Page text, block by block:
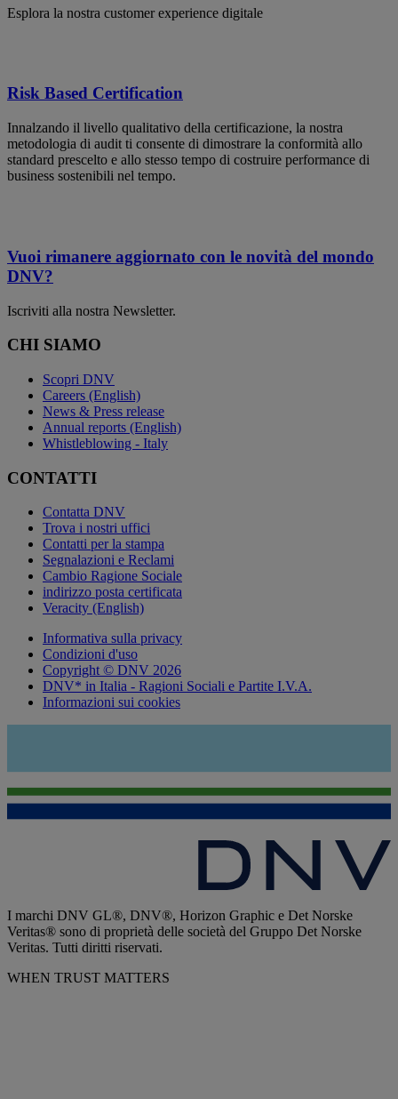
Esplora la nostra customer experience digitale
Risk Based Certification
Innalzando il livello qualitativo della certificazione, la nostra
metodologia di audit ti consente di dimostrare la conformità allo
standard prescelto e allo stesso tempo di costruire performance di
business sostenibili nel tempo.
Vuoi rimanere aggiornato con le novità del mondo
DNV?
Iscriviti alla nostra Newsletter.
CHI SIAMO
Scopri DNV
Careers (English)
News & Press release
Annual reports (English)
Whistleblowing - Italy
CONTATTI
Contatta DNV
Trova i nostri uffici
Contatti per la stampa
Segnalazioni e Reclami
Cambio Ragione Sociale
indirizzo posta certificata
Veracity (English)
Informativa sulla privacy
Condizioni d'uso
Copyright © DNV 2026
DNV* in Italia - Ragioni Sociali e Partite I.V.A.
Informazioni sui cookies
I marchi DNV GL®, DNV®, Horizon Graphic e Det Norske
Veritas® sono di proprietà delle società del Gruppo Det Norske
Veritas. Tutti diritti riservati.
WHEN TRUST MATTERS